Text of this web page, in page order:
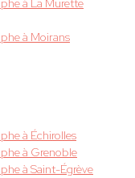
à La Murette
à Moirans
à Échirolles
à Grenoble
à Saint-Égrève